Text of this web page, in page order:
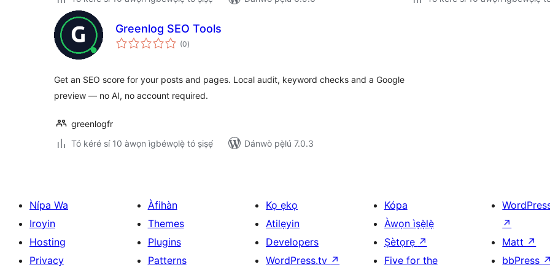
Greenlog SEO Tools
(0àpapọ̀
àwọn
)
Get an SEO score for your posts and pages. Local audit, keyword checks and a Google
preview — no AI, no account required.
greenlogfr
Tó kéré sí 10 àwọn ìgbéwọlẹ̀ tó ṣiṣẹ́
Dánwò pẹ̀lú 7.0.3
Nípa Wa
Iroyin
Hosting
Privacy
Àfihàn
Themes
Plugins
Patterns
Kọ ẹkọ
Atilẹyin
Developers
WordPress.tv ↗
Kópa
Àwọn ìṣẹ̀lẹ̀
Ṣètọrẹ ↗
Five for the
↗
Matt ↗
bbPress ↗